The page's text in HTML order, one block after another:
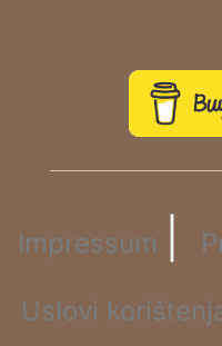
Impressum
Uslovi